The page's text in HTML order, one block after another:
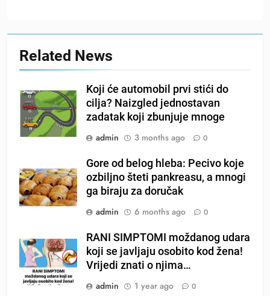
Related News
Koji će automobil prvi stići do
cilja? Naizgled jednostavan
zadatak koji zbunjuje mnoge
admin
3 months ago 0
Gore od belog hleba: Pecivo koje
ozbiljno šteti pankreasu, a mnogi
ga biraju za doručak
admin
6 months ago 0
RANI SIMPTOMI moždanog udara
koji se javljaju osobito kod žena!
Vrijedi znati o njima…
admin
1 year ago 0